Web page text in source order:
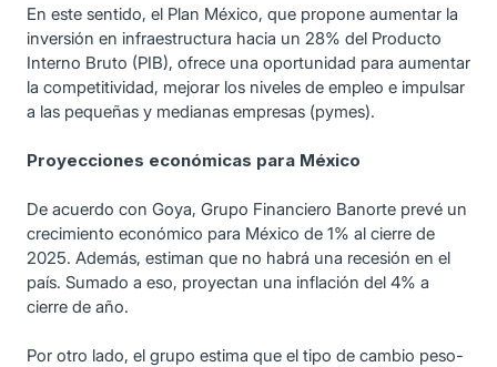
En este sentido, el Plan México, que propone aumentar la
inversión en infraestructura hacia un 28% del Producto
Interno Bruto (PIB), ofrece una oportunidad para aumentar
la competitividad, mejorar los niveles de empleo e impulsar
a las pequeñas y medianas empresas (pymes).
Proyecciones económicas para México
De acuerdo con Goya, Grupo Financiero Banorte prevé un
crecimiento económico para México de 1% al cierre de
2025. Además, estiman que no habrá una recesión en el
país. Sumado a eso, proyectan una inflación del 4% a
cierre de año.
Por otro lado, el grupo estima que el tipo de cambio peso-